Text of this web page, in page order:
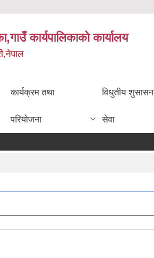
कार्यपालिकाको कार्यालय
कार्यक्रम तथा
परियोजना
विधुतीय शुसासन
सेवा